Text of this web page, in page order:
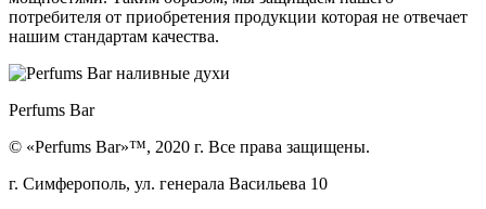
потребителя от приобретения продукции которая не отвечает
нашим стандартам качества.
Perfums Bar
© «Perfums Bar»™, 2020 г. Все права защищены.
г. Симферополь, ул. генерала Васильева 10